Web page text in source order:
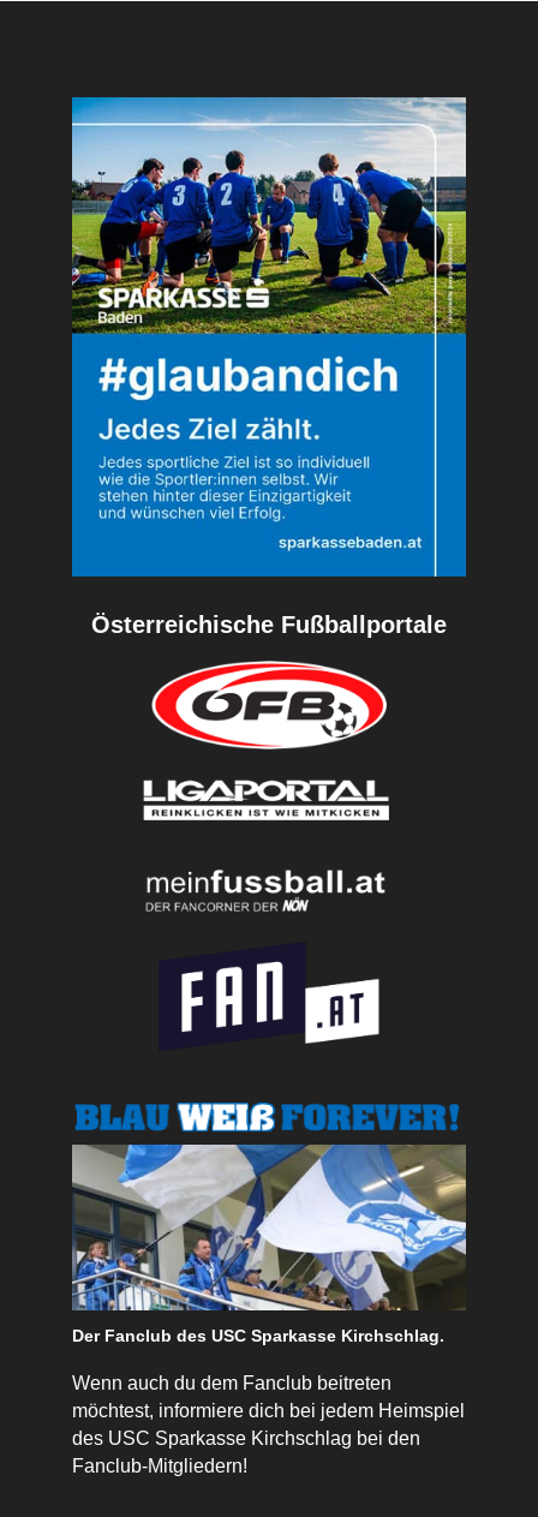
Österreichische Fußballportale
Der Fanclub des USC Sparkasse Kirchschlag.
Wenn auch du dem Fanclub beitreten
möchtest, informiere dich bei jedem Heimspiel
des USC Sparkasse Kirchschlag bei den
Fanclub-Mitgliedern!